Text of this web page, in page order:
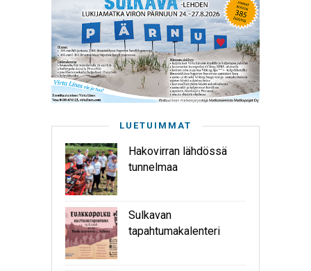
LUETUIMMAT
Hakovirran lähdössä
tunnelmaa
Sulkavan
tapahtumakalenteri